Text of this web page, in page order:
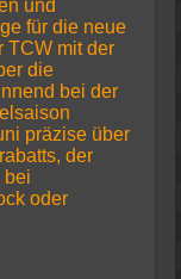
und
für die neue
TCW mit der
die
bei der
präzise über
der
bei
oder